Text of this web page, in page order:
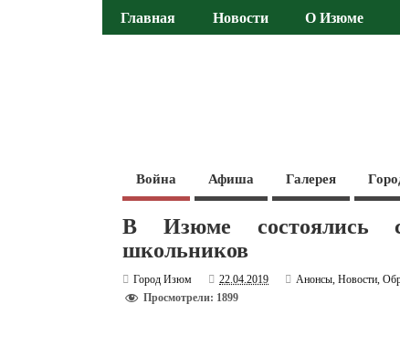
Главная Новости О Изюме
Война Афиша Галерея
В Изюме состоялись
школьников
Город Изюм 22.04.2019 Анонсы,Новости,
Просмотрели: 1899